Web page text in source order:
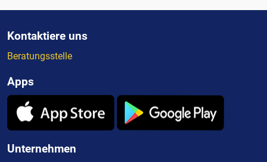
Kontaktiere uns
Beratungsstelle
Apps
Unternehmen